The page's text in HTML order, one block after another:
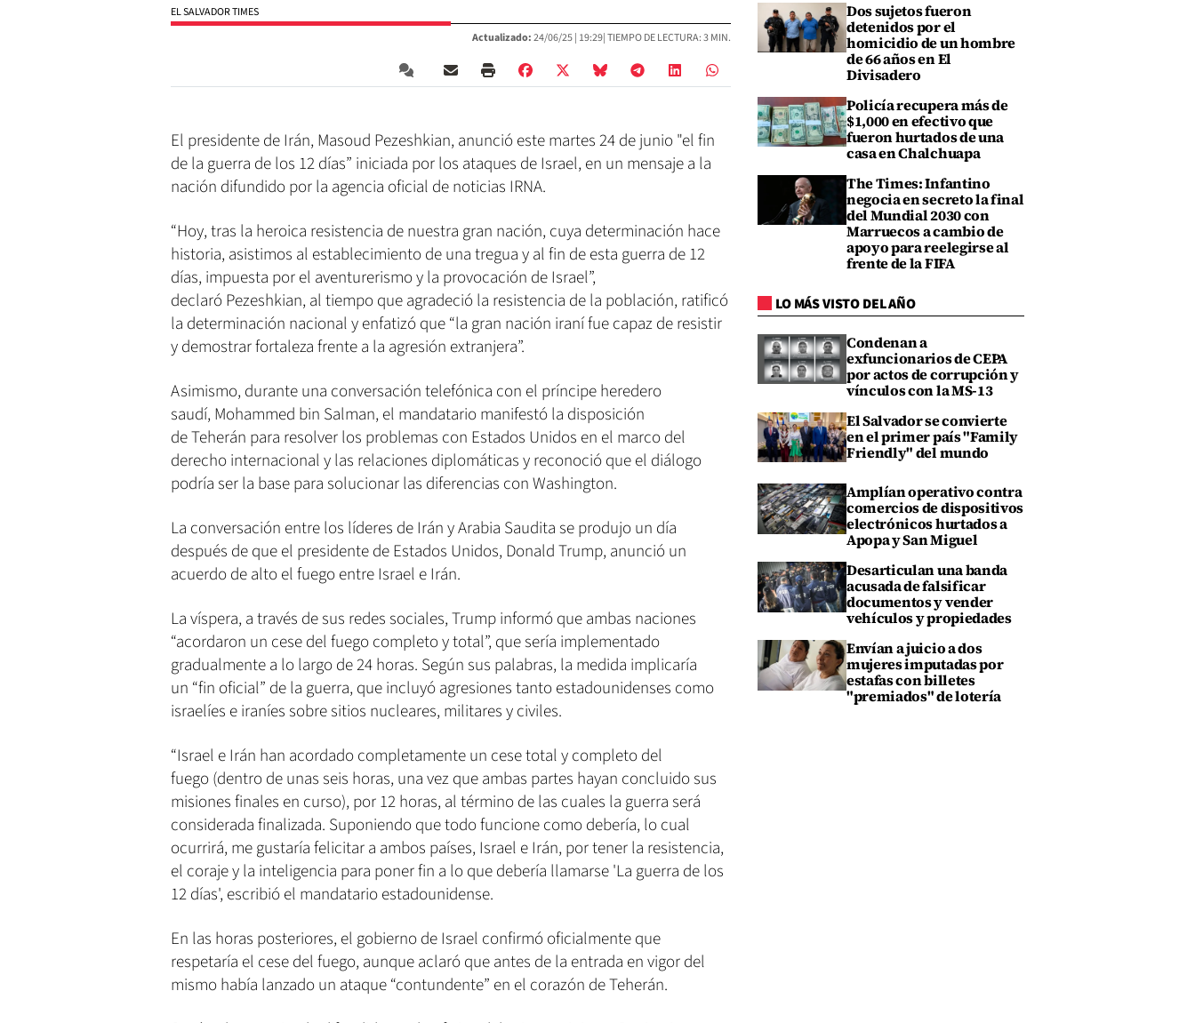
EL SALVADOR TIMES
Actualizado:24/06/25 | 19:29| TIEMPO DE LECTURA: 3 MIN.
El presidente de Irán, Masoud Pezeshkian, anunció este martes 24 de junio "el fin
de la guerra de los 12 días” iniciada por los ataques de Israel, en un mensaje a la
nación difundido por la agencia oficial de noticias IRNA.
“Hoy, tras la heroica resistencia de nuestra gran nación, cuya determinación hace
historia, asistimos al establecimiento de una tregua y al fin de esta guerra de 12
días, impuesta por el aventurerismo y la provocación de Israel”,
declaró Pezeshkian, al tiempo que agradeció la resistencia de la población, ratificó
la determinación nacional y enfatizó que “la gran nación iraní fue capaz de resistir
y demostrar fortaleza frente a la agresión extranjera”.
Asimismo, durante una conversación telefónica con el príncipe heredero
saudí, Mohammed bin Salman, el mandatario manifestó la disposición
de Teherán para resolver los problemas con Estados Unidos en el marco del
derecho internacional y las relaciones diplomáticas y reconoció que el diálogo
podría ser la base para solucionar las diferencias con Washington.
La conversación entre los líderes de Irán y Arabia Saudita se produjo un día
después de que el presidente de Estados Unidos, Donald Trump, anunció un
acuerdo de alto el fuego entre Israel e Irán.
La víspera, a través de sus redes sociales, Trump informó que ambas naciones
“acordaron un cese del fuego completo y total”, que sería implementado
gradualmente a lo largo de 24 horas. Según sus palabras, la medida implicaría
un “fin oficial” de la guerra, que incluyó agresiones tanto estadounidenses como
israelíes e iraníes sobre sitios nucleares, militares y civiles.
“Israel e Irán han acordado completamente un cese total y completo del
fuego (dentro de unas seis horas, una vez que ambas partes hayan concluido sus
misiones finales en curso), por 12 horas, al término de las cuales la guerra será
considerada finalizada. Suponiendo que todo funcione como debería, lo cual
ocurrirá, me gustaría felicitar a ambos países, Israel e Irán, por tener la resistencia,
el coraje y la inteligencia para poner fin a lo que debería llamarse 'La guerra de los
12 días', escribió el mandatario estadounidense.
En las horas posteriores, el gobierno de Israel confirmó oficialmente que
respetaría el cese del fuego, aunque aclaró que antes de la entrada en vigor del
mismo había lanzado un ataque “contundente” en el corazón de Teherán.
Dos sujetos fueron
detenidos por el
homicidio de un hombre
de 66 años en El
Divisadero
Policía recupera más de
$1,000 en efectivo que
fueron hurtados de una
casa en Chalchuapa
The Times: Infantino
negocia en secreto la final
del Mundial 2030 con
Marruecos a cambio de
apoyo para reelegirse al
frente de la FIFA
LO MÁS VISTO DEL AÑO
Condenan a
exfuncionarios de CEPA
por actos de corrupción y
vínculos con la MS-13
El Salvador se convierte
en el primer país "Family
Friendly" del mundo
Amplían operativo contra
comercios de dispositivos
electrónicos hurtados a
Apopa y San Miguel
Desarticulan una banda
acusada de falsificar
documentos y vender
vehículos y propiedades
Envían a juicio a dos
mujeres imputadas por
estafas con billetes
"premiados" de lotería